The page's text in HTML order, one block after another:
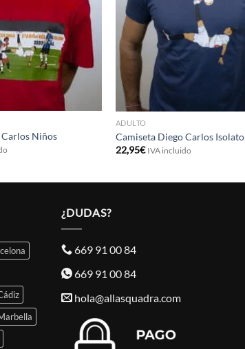
Niños
ADULTO
Camiseta Diego Carlos Isolato
22,95€ IVA incluido
¿DUDAS?
669 91 00 84
669 91 00 84
hola@allasquadra.com